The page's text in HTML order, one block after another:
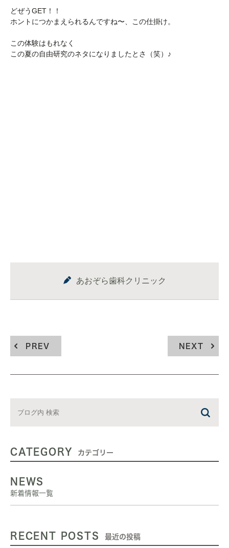
どぜうGET！！
ホントにつかまえられるんですね〜、この仕掛け。
この体験はもれなく
この夏の自由研究のネタになりましたとさ（笑）♪
あおぞら歯科クリニック
PREV NEXT
CATEGORY カテゴリー
NEWS
新着情報一覧
RECENT POSTS 最近の投稿